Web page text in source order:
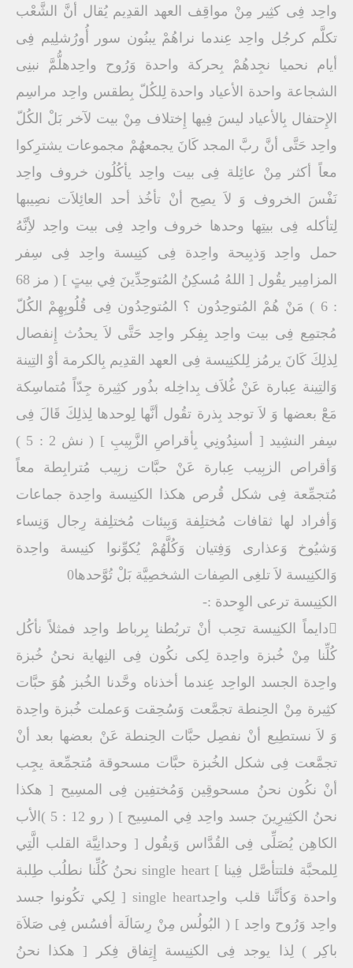
واحِد فِى كثِير مِنْ مواقِف العهد القدِيم يُقال أنَّ الشَّعْب
تكلَّم كرجُل واحِد عِندما نراهُمْ يبنُون سور أُورُشلِيم فِى
أيام نحميا نجِدهُمْ بِحركة واحدة وَرُوح واحِدهلُّمَّ نبنِى
الشجاعة واحدة الأعياد واحدة لِلكُلّ بِطقس واحِد مراسِم
الإِحتفال بِالأعياد ليسَ فِيها إِختلاف مِنْ بيت لآخر بَلْ الكُلّ
واحِد حَتَّى أنَّ ربَّ المجد كَانَ يجمعهُمْ مجموعات يشترِكوا
معاً أكثر مِنْ عائِلة فِى بيت واحِد يأكُلُون خروف واحِد
نَفْسَ الخروف وَ لاَ يصِح أنْ تأخُذ أحد العائِلاَت نصِيبها
لِتأكله فِى بيتِها وحدها خروف واحِد فِى بيت واحِد لأِنَّهُ
حمل واحِد وَذبِيحة واحِدة فِى كنِيسة واحِد فِى سِفر
المزامِير يقُول [ اللهُ مُسكِنُ المُتوحِدِّينَ فِي بيتٍ ] ( مز 68
: 6 ) مَنْ هُمْ المُتوحِدُون ؟ المُتوحِدُون فِى قُلُوبِهِمْ الكُلّ
مُجتمِع فِى بيت واحِد بِفِكر واحِد حَتَّى لاَ يحدُث إِنفصال
لِذلِكَ كَانَ يرمُز لِلكنِيسة فِى العهد القدِيم بِالكرمة أوْ التِينة
وَالتِينة عِبارة عَنْ غُلاَف بِداخِله بذُور كثِيرة جِدّاً مُتماسِكة
مَعَْ بعضها وَ لاَ توجد بِذرة تقُول أنَّها لِوحدها لِذلِكَ قَالَ فِى
سِفر النشِيد [ أسنِدُونِي بِأقراصِ الزَّبِيبِ ] ( نش 2 : 5 )
وَأقراص الزبِيب عِبارة عَنْ حبَّات زبِيب مُترابِطة معاً
مُتجمِّعة فِى شكل قُرص هكذا الكنِيسة واحِدة جماعات
وَأفراد لها ثقافات مُختلِفة وَبِيئات مُختلِفة رِجال وَنِساء
وَشيُوخ وَعذارى وَفِتيان وَكُلَّهُمْ يُكوِّنوا كنِيسة واحِدة
وَالكنِيسة لاَ تلغِى الصِفات الشخصِيَّة بَلْ تُوَّحدها0
الكنِيسة ترعى الوِحدة :-
دايماً الكنِيسة تحِب أنْ تربُطنا بِرباط واحِد فمثلاً نأكُل
كُلِّنا مِنْ خُبزة واحِدة لِكى نكُون فِى النِهاية نحنُ خُبزة
واحِدة الجسد الواحِد عِندما أخذناه وحَّدنا الخُبز هُوَ حبَّات
كثِيرة مِنْ الحِنطة تجمَّعت وَسُحِقت وَعملت خُبزة واحِدة
وَ لاَ نستطِيع أنْ نفصِل حبَّات الحِنطة عَنْ بعضها بعد أنْ
تجمَّعت فِى شكل الخُبزة حبَّات مسحوقة مُتجمِّعة يجِب
أنْ نكُون نحنُ مسحوقِين وَمُختفِين فِى المسِيح [ هكذا
نحنُ الكثِيرِينَ جسد واحِد فِي المسِيح ] ( رو 12 : 5 )الأب
الكاهِن يُصَلِّى فِى القُدَّاس وَيقُول [ وحدانِيَّة القلب الَّتِي
لِلمحبَّة فلتتأصَّل فِينا ] single heart نحنُ كُلِّنا نطلُب طِلبة
واحدة وَكأنَّنا قلب واحِدsingle heart [ لِكي تكُونوا جسد
واحِد وَرُوح واحِد ] ( البُولُس مِنْ رِسَالَة أفسُس فِى صَلاَة
باكِر ) لِذا يوجد فِى الكنِيسة إِتِفاق فِكر [ هكذا نحنُ